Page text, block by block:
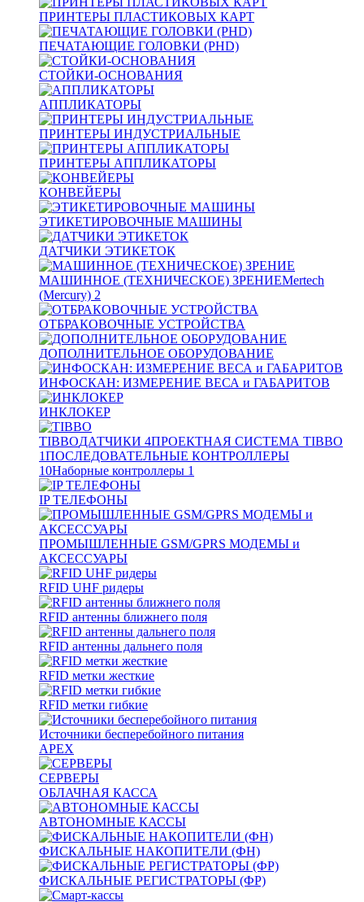
ПРИНТЕРЫ ПЛАСТИКОВЫХ КАРТ
ПЕЧАТАЮЩИЕ ГОЛОВКИ (PHD)
СТОЙКИ-ОСНОВАНИЯ
АППЛИКАТОРЫ
ПРИНТЕРЫ ИНДУСТРИАЛЬНЫЕ
ПРИНТЕРЫ АППЛИКАТОРЫ
КОНВЕЙЕРЫ
ЭТИКЕТИРОВОЧНЫЕ МАШИНЫ
ДАТЧИКИ ЭТИКЕТОК
МАШИННОЕ (ТЕХНИЧЕСКОЕ) ЗРЕНИЕMertech
(Mercury) 2
ОТБРАКОВОЧНЫЕ УСТРОЙСТВА
ДОПОЛНИТЕЛЬНОЕ ОБОРУДОВАНИЕ
ИНФОСКАН: ИЗМЕРЕНИЕ ВЕСА и ГАБАРИТОВ
ИНКЛОКЕР
TIBBOДАТЧИКИ 4ПРОЕКТНАЯ СИСТЕМА TIBBO
1ПОСЛЕДОВАТЕЛЬНЫЕ КОНТРОЛЛЕРЫ
10Наборные контроллеры 1
IP ТЕЛЕФОНЫ
ПРОМЫШЛЕННЫЕ GSM/GPRS МОДЕМЫ и
АКСЕССУАРЫ
RFID UHF ридеры
RFID антенны ближнего поля
RFID антенны дальнего поля
RFID метки жесткие
RFID метки гибкие
Источники бесперебойного питания
APEX
СЕРВЕРЫ
ОБЛАЧНАЯ КАССА
АВТОНОМНЫЕ КАССЫ
ФИСКАЛЬНЫЕ НАКОПИТЕЛИ (ФН)
ФИСКАЛЬНЫЕ РЕГИСТРАТОРЫ (ФР)